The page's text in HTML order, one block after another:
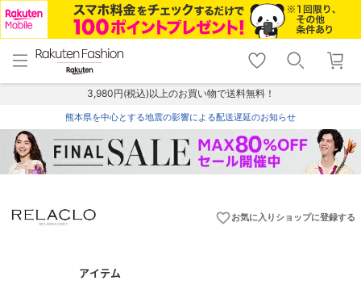
menu home
トップ
shopping_cart lock_outline
ログイン
3,980円(税込)以上のお買い物で送料無料！
熊本県を中心とする地震の影響による配送遅延のお知らせ
favorite_borderお気に入りショップに登録する
アイテム